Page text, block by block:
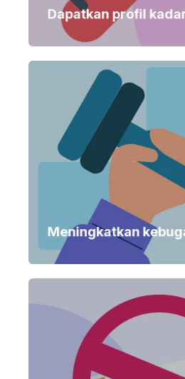
Dapatkan profil
Meningkatkan